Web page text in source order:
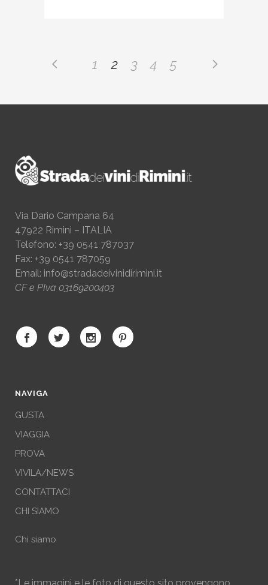
1 2 3 4 5
Via Dario Campana 64
47922 Rimini – ITALIA
Telefono: +39 0541 787037
Fax: +39 0541 787059
Email: info@stradadeivinidirimini.it
CF e PIva 03169200403
NAVIGA
GUSTA
VIAGGIA
PROVA
VIVILA/NEWS
CONTATTACI
CHI SIAMO
Chi siamo
*Le immagini e le foto di questo sito provengono